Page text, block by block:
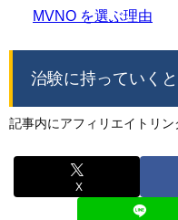
MVNO を選ぶ理由
治験に持っていく
記事内にアフィリエイトリ
X